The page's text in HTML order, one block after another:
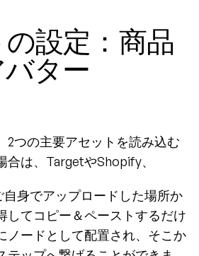
設定：商品
ター
2つの主要アセットを読み込む
合は、TargetやShopify、
身でアップロードした場所か
してコピー＆ペーストするだけ
ノードとして配置され、そこか